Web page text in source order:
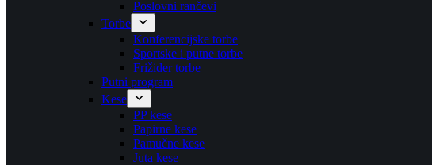
Poslovni rančevi
Torbe
Konferencijske torbe
Sportske i putne torbe
Frižider torbe
Putni program
Kese
PP kese
Papirne kese
Pamučne kese
Juta kese